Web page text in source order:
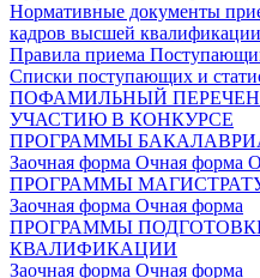
Нормативные документы
кадров высшей квалификации
Правила приема
Списки поступающих и
ПОФАМИЛЬНЫЙ
УЧАСТИЮ В КОНКУРСЕ
ПРОГРАММЫ
Заочная форма Очная форма
ПРОГРАММЫ
Заочная форма Очная форма
ПРОГРАММЫ
КВАЛИФИКАЦИИ
Заочная форма Очная форма